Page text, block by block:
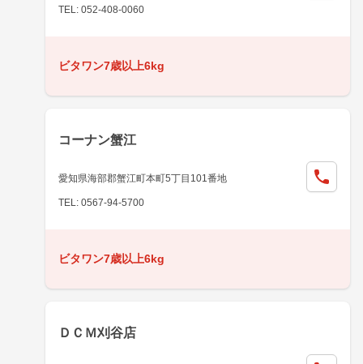
TEL: 052-408-0060
ビタワン7歳以上6kg
コーナン蟹江
愛知県海部郡蟹江町本町5丁目101番地
TEL: 0567-94-5700
ビタワン7歳以上6kg
ＤＣＭ刈谷店